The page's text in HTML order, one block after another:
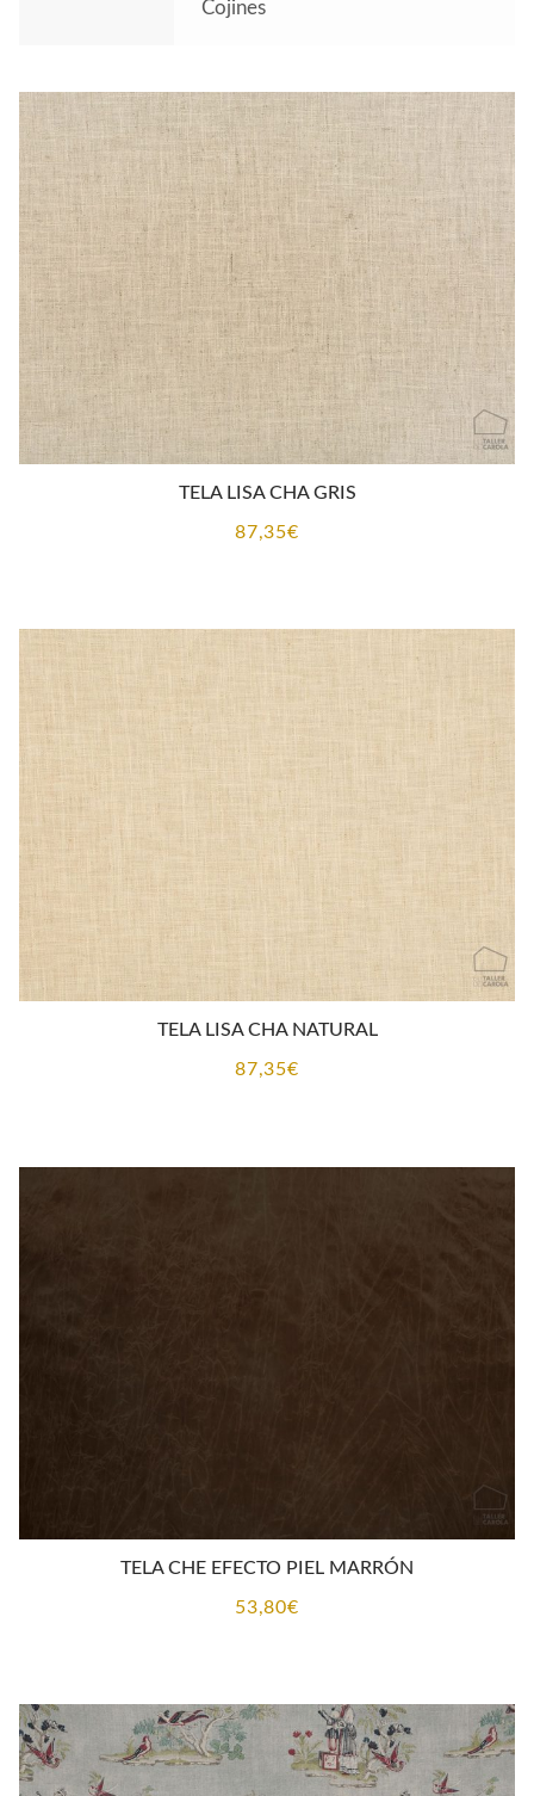
Cojines
TELA LISA CHA GRIS
87,35€
TELA LISA CHA NATURAL
87,35€
TELA CHE EFECTO PIEL MARRÓN
53,80€